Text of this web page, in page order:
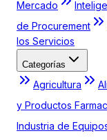
Mercado
de Procurement
los Servicios
Categorías
Agricultura
y Productos
Industria de